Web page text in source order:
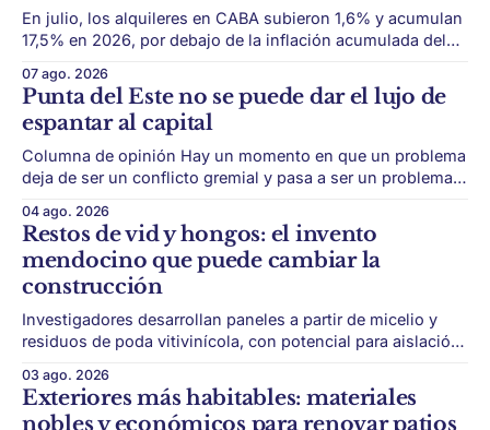
En julio, los alquileres en CABA subieron 1,6% y acumulan
17,5% en 2026, por debajo de la inflación acumulada del
mostrar una dinámica distinta. Después del fuerte
reacomodamiento que siguió a la derogación de la Ley de
Alquileres, la mayor
07 ago. 2026
Punta del Este no se puede dar el lujo de
espantar al capital
Columna de opinión Hay un momento en que un problema
deja de ser un conflicto gremial y pasa a ser un problema
sin rodeos: lo que está en juego en Punta del Este no es
una obra, ni una temporada,
04 ago. 2026
Restos de vid y hongos: el invento
mendocino que puede cambiar la
construcción
Investigadores desarrollan paneles a partir de micelio y
residuos de poda vitivinícola, con potencial para aislación
puede convertir un residuo vitivinícola en un material de
construcción. El desarrollo parte de restos de poda de vid
03 ago. 2026
Exteriores más habitables: materiales
nobles y económicos para renovar patios